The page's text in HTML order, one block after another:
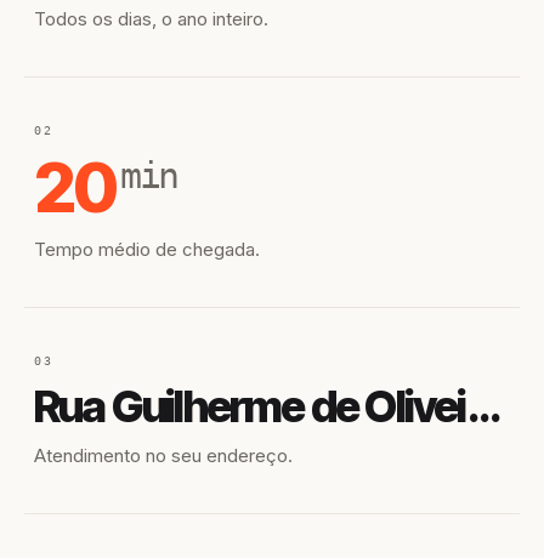
Todos os dias, o ano inteiro.
02
20min
Tempo médio de chegada.
03
Rua Guilherme de Oliveira Cintra
Atendimento no seu endereço.